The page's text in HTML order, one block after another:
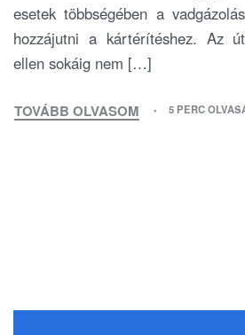
esetek többségében a
hozzájutni a kártérítéshez. Az
ellen sokáig nem […]
TOVÁBB OLVASOM 5 PERC